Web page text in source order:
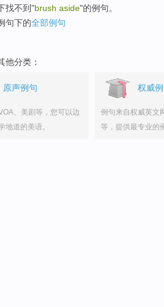
找不到"brush aside"的例句。
句下的全部例句
他分类：
原声例句
、美剧等，您可以边
地道的美语。
权威
例句来自权威英文
等，提供最专业的